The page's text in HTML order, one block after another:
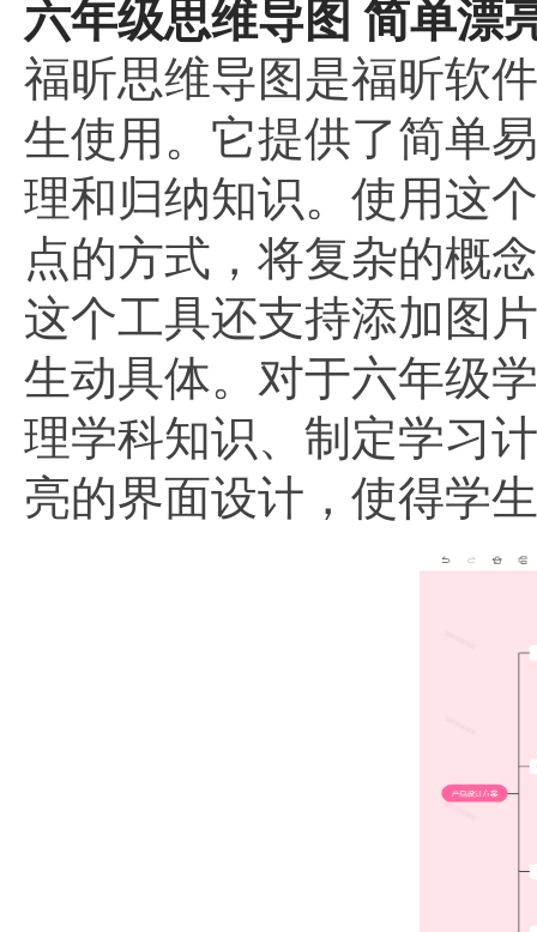
六年级思维导图 简单漂
福昕思维导图是福昕软
生使用。它提供了简单
理和归纳知识。使用这
点的方式，将复杂的概
这个工具还支持添加图
生动具体。对于六年级
理学科知识、制定学习
亮的界面设计，使得学